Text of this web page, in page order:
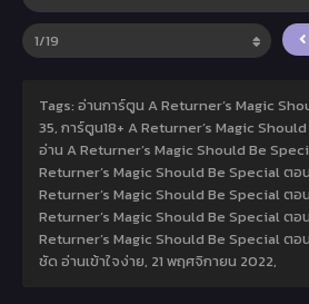
Tags: อ่านการ์ตูน A Returner’s Magic
35, การ์ตูน18+ A Returner’s Magic
อ่าน A Returner’s Magic Should Be
Returner’s Magic Should Be Special ต
Returner’s Magic Should Be Special ตอ
Returner’s Magic Should Be Special ตอ
Returner’s Magic Should Be Special ตอ
ชัด อ่านเข้าใจง่าย, 21 พฤศจิกายน 2022,